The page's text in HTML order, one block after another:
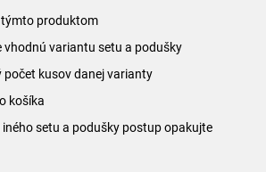
týmto produktom
vhodnú variantu setu a podušky
kusov danej varianty
košíka
setu a podušky postup opakujte